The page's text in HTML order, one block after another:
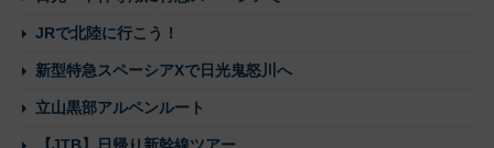
JRで北陸に行こう！
新型特急スペーシアXで日光鬼怒川へ
立山黒部アルペンルート